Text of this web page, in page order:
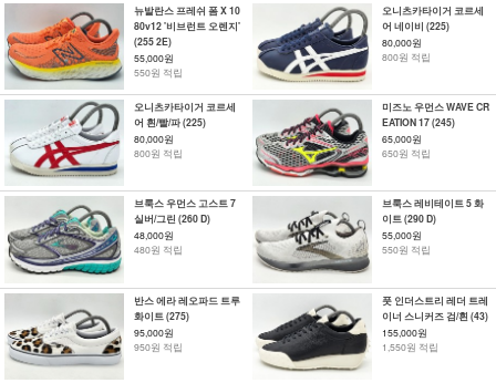
뉴발란스 프레쉬 폼 X 10
80v12 '비브런트 오렌지'
(255 2E)
55,000원
550원 적립
오니츠카타이거 코르세
어 네이비 (225)
80,000원
800원 적립
오니츠카타이거 코르세
어 흰/빨/파 (225)
80,000원
800원 적립
미즈노 우먼스 WAVE CR
EATION 17 (245)
65,000원
650원 적립
브룩스 우먼스 고스트 7
실버/그린 (260 D)
48,000원
480원 적립
브룩스 레비테이트 5 화
이트 (290 D)
55,000원
550원 적립
반스 에라 레오파드 트루
화이트 (275)
95,000원
950원 적립
풋 인더스트리 레더 트레
이너 스니커즈 검/흰 (43)
155,000원
1,550원 적립